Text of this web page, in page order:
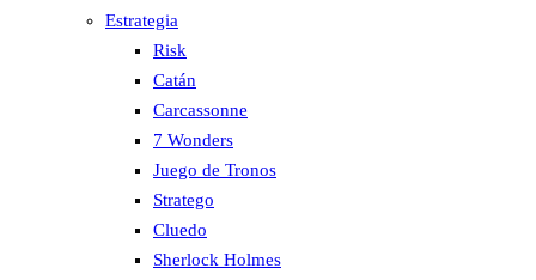
Estrategia
Risk
Catán
Carcassonne
7 Wonders
Juego de Tronos
Stratego
Cluedo
Sherlock Holmes